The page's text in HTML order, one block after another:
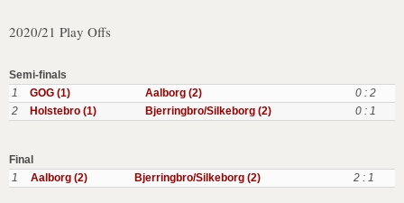
2020/21 Play Offs
Semi-finals
1
GOG (1) Aalborg (2)
0 : 2
2
Holstebro (1) Bjerringbro/Silkeborg (2) 0 : 1
Final
1
Aalborg (2) Bjerringbro/Silkeborg (2) 2 : 1